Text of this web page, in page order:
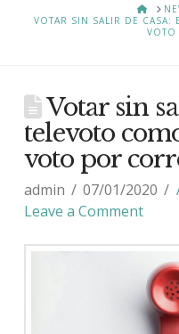
HOME
VOTAR SIN SALIR DE CASA:
VOTO
Votar sin
televoto
voto por
admin 07/01/2020
Leave a Comment